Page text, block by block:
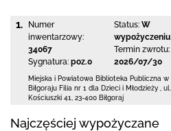
1.
Numer
inwentarzowy:
34067
Sygnatura: poz.0
Status: W
wypożyczeniu
Termin zwrotu:
2026/07/30
Miejska i Powiatowa Biblioteka Publiczna w
Biłgoraju Filia nr 1 dla Dzieci i Młodzieży
ul.
Kościuszki 41
23-400 Biłgoraj
Najczęściej wypożyczane